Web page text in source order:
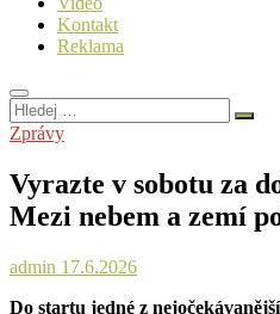
Kontakt
Reklama
Hledej
…
Zprávy
Vyrazte v sobotu za
Mezi nebem a zemí
admin 17.6.2026
Do startu jedné z